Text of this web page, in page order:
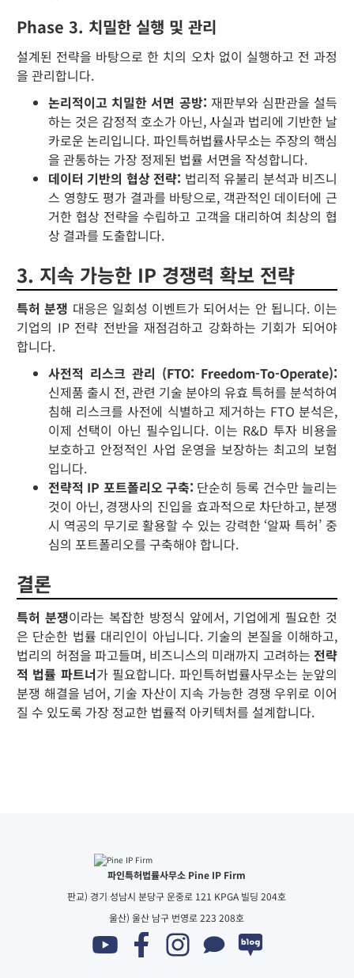
Phase 3. 치밀한 실행 및 관리
설계된 전략을 바탕으로 한 치의 오차 없이 실행하고 전 과정
을 관리합니다.
논리적이고 치밀한 서면 공방: 재판부와 심판관을 설득
하는 것은 감정적 호소가 아닌, 사실과 법리에 기반한 날
카로운 논리입니다. 파인특허법률사무소는 주장의 핵심
을 관통하는 가장 정제된 법률 서면을 작성합니다.
데이터 기반의 협상 전략: 법리적 유불리 분석과 비즈니
스 영향도 평가 결과를 바탕으로, 객관적인 데이터에 근
거한 협상 전략을 수립하고 고객을 대리하여 최상의 협
상 결과를 도출합니다.
3. 지속 가능한 IP 경쟁력 확보 전략
특허 분쟁 대응은 일회성 이벤트가 되어서는 안 됩니다. 이는
기업의 IP 전략 전반을 재점검하고 강화하는 기회가 되어야
합니다.
사전적 리스크 관리 (FTO: Freedom-To-Operate):
신제품 출시 전, 관련 기술 분야의 유효 특허를 분석하여
침해 리스크를 사전에 식별하고 제거하는 FTO 분석은,
이제 선택이 아닌 필수입니다. 이는 R&D 투자 비용을
보호하고 안정적인 사업 운영을 보장하는 최고의 보험
입니다.
전략적 IP 포트폴리오 구축: 단순히 등록 건수만 늘리는
것이 아닌, 경쟁사의 진입을 효과적으로 차단하고, 분쟁
시 역공의 무기로 활용할 수 있는 강력한 ‘알짜 특허’ 중
심의 포트폴리오를 구축해야 합니다.
결론
특허 분쟁이라는 복잡한 방정식 앞에서, 기업에게 필요한 것
은 단순한 법률 대리인이 아닙니다. 기술의 본질을 이해하고,
법리의 허점을 파고들며, 비즈니스의 미래까지 고려하는 전략
적 법률 파트너가 필요합니다. 파인특허법률사무소는 눈앞의
분쟁 해결을 넘어, 기술 자산이 지속 가능한 경쟁 우위로 이어
질 수 있도록 가장 정교한 법률적 아키텍처를 설계합니다.
파인특허법률사무소 Pine IP Firm
판교) 경기 성남시 분당구 운중로 121 KPGA 빌딩 204호
울산) 울산 남구 번영로 223 208호